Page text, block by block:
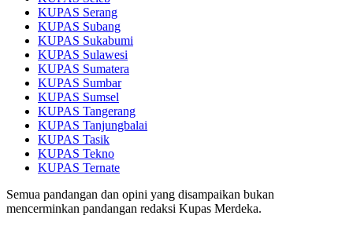
KUPAS Serang
KUPAS Subang
KUPAS Sukabumi
KUPAS Sulawesi
KUPAS Sumatera
KUPAS Sumbar
KUPAS Sumsel
KUPAS Tangerang
KUPAS Tanjungbalai
KUPAS Tasik
KUPAS Tekno
KUPAS Ternate
Semua pandangan dan opini yang disampaikan bukan
mencerminkan pandangan redaksi Kupas Merdeka.